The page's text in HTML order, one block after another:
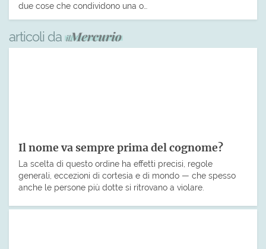
due cose che condividono una o…
articoli da
Il nome va sempre prima del cognome?
La scelta di questo ordine ha effetti precisi, regole
generali, eccezioni di cortesia e di mondo — che spesso
anche le persone più dotte si ritrovano a violare.